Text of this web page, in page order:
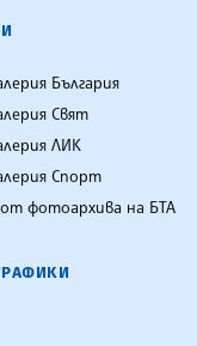
България
Свят
ЛИК
Спорт
фотоархива на БТА